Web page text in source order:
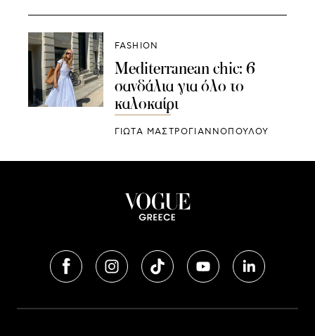
FASHION
Mediterranean chic: 6
σανδάλια για όλο το
καλοκαίρι
ΓΙΩΤΑ ΜΑΣΤΡΟΓΙΑΝΝΟΠΟΥΛΟΥ